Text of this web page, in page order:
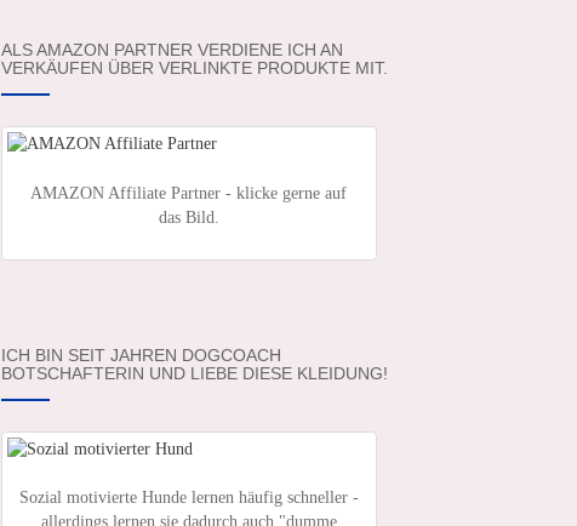
ALS AMAZON PARTNER VERDIENE ICH AN
VERKÄUFEN ÜBER VERLINKTE PRODUKTE MIT.
AMAZON Affiliate Partner - klicke gerne auf
das Bild.
ICH BIN SEIT JAHREN DOGCOACH
BOTSCHAFTERIN UND LIEBE DIESE KLEIDUNG!
Sozial motivierte Hunde lernen häufig schneller -
allerdings lernen sie dadurch auch "dumme